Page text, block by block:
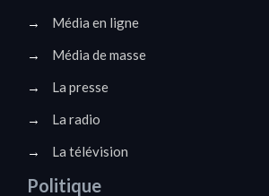
→
Média en ligne
→
Média de masse
→
La presse
→
La radio
→
La télévision
Politique